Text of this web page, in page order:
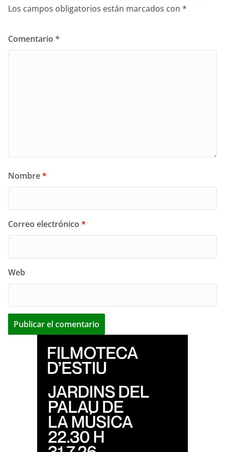
Los campos obligatorios están marcados con *
Comentario *
Nombre*
Correo electrónico *
Web